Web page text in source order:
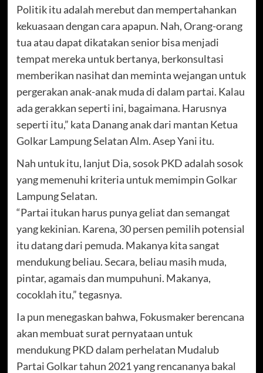
Politik itu adalah merebut dan mempertahankan
kekuasaan dengan cara apapun. Nah, Orang-orang
tua atau dapat dikatakan senior bisa menjadi
tempat mereka untuk bertanya, berkonsultasi
memberikan nasihat dan meminta wejangan untuk
pergerakan anak-anak muda di dalam partai. Kalau
ada gerakkan seperti ini, bagaimana. Harusnya
seperti itu,” kata Danang anak dari mantan Ketua
Golkar Lampung Selatan Alm. Asep Yani itu.
Nah untuk itu, lanjut Dia, sosok PKD adalah sosok
yang memenuhi kriteria untuk memimpin Golkar
Lampung Selatan.
“Partai itukan harus punya geliat dan semangat
yang kekinian. Karena, 30 persen pemilih potensial
itu datang dari pemuda. Makanya kita sangat
mendukung beliau. Secara, beliau masih muda,
pintar, agamais dan mumpuhuni. Makanya,
cocoklah itu,” tegasnya.
Ia pun menegaskan bahwa, Fokusmaker berencana
akan membuat surat pernyataan untuk
mendukung PKD dalam perhelatan Mudalub
Partai Golkar tahun 2021 yang rencananya bakal